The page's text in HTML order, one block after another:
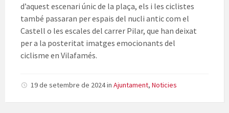
d’aquest escenari únic de la plaça, els i les ciclistes
també passaran per espais del nucli antic com el
Castell o les escales del carrer Pilar, que han deixat
per a la posteritat imatges emocionants del
ciclisme en Vilafamés.
19 de setembre de 2024in Ajuntament, Noticies